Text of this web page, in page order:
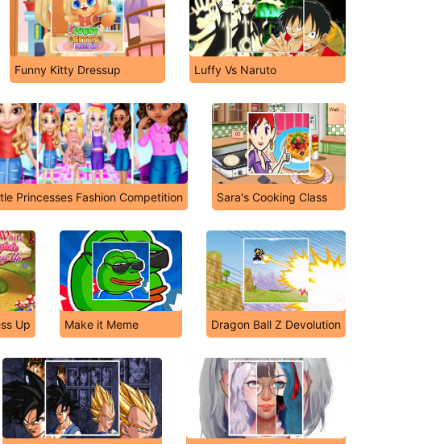
Funny Kitty Dressup Luffy Vs Naruto
Princesses Fashion Competition Sara's Cooking Class
Up Make it Meme Dragon Ball Z Devolution